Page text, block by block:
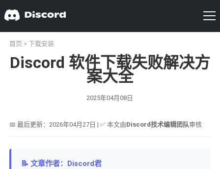
首页 > 下载安装
Discord 软件下载失败解决方
案大全
2025年04月08日
📅 最后更新：2026年04月27日 | ✅ 本文由Discord技术编辑团队审核
📝 文章作者：Discord君